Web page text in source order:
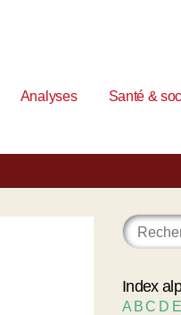
Analyses Santé &
Index
A BC D E